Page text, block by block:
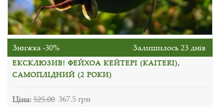
Знижка -30% Залишилось 23 днів
ЕКСКЛЮЗИВ! ФЕЙХОА КЕЙТЕРІ (KAITERI),
САМОПЛІДНИЙ (2 РОКИ)
Ціна:525.00 367.5 грн